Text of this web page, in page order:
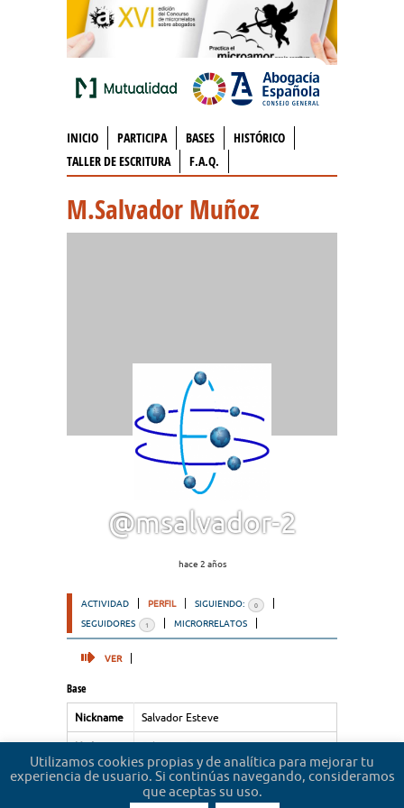
INICIO PARTICIPA BASES
HISTÓRICO
TALLER DE ESCRITURA
F.A.Q.
M.Salvador Muñoz
@msalvador-2
hace 2 años
ACTIVIDAD PERFIL SIGUIENDO: 0
SEGUIDORES 1 MICRORRELATOS
VER
Base
Nickname Salvador Esteve
Nickname Salvador Esteve
Utilizamos cookies propias y de analítica para mejorar tu
experiencia de usuario. Si continúas navegando, consideramos
que aceptas su uso.